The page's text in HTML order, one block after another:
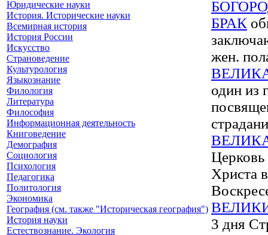
Юридические науки
История. Исторические науки
Всемирная история
История России
Искусство
Страноведение
Культурология
Языкознание
Филология
Литература
Философия
Информационная деятельность
Книговедение
Демография
Социология
Психология
Педагогика
Политология
Экономика
География (см. также "Историческая география")
История науки
Естествознание. Экология
БРАК
жен.
один из
Церковь
Христа
3 дня